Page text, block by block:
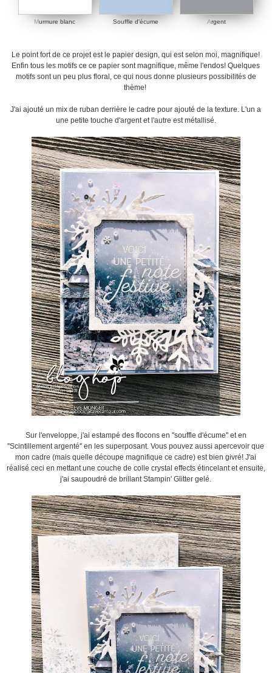
Murmure blanc Souffle d'écume Argent
Le point fort de ce projet est le papier design, qui est selon moi, magnifique!
Enfin tous les motifs ce ce papier sont magnifique, même l'endos! Quelques
motifs sont un peu plus floral, ce qui nous donne plusieurs possibilités de
thème!
J'ai ajouté un mix de ruban derrière le cadre pour ajouté de la texture. L'un a
une petite touche d'argent et l'autre est métallisé.
Sur l'enveloppe, j'ai estampé des flocons en ''souffle d'écume'' et en
''Scintillement argenté'' en les superposant. Vous pouvez aussi apercevoir que
mon cadre (mais quelle découpe magnifique ce cadre) est bien givré! J'ai
réalisé ceci en mettant une couche de colle crystal effects étincelant et ensuite,
j'ai saupoudré de brillant Stampin' Glitter gelé.